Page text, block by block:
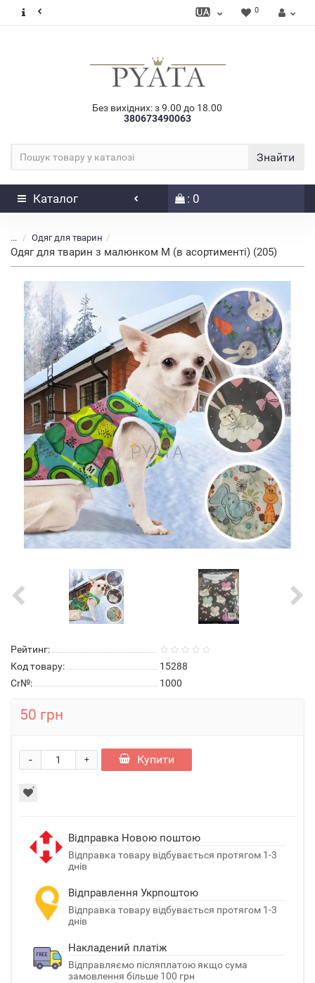
0
Без вихідних: з 9.00 до 18.00
380673490063
Знайти
Каталог : 0
... Одяг для тварин
Одяг для тварин з малюнком M (в асортименті) (205)
Рейтинг:
Код товару:
15288
Cr№:
1000
50 грн
+
- Купити
Відправка Новою поштою
Відправка товару відбувається протягом 1-3
днів
Відправлення Укрпоштою
Відправка товару відбувається протягом 1-3
днів
Накладений платіж
Відправляємо післяплатою якщо сума
замовлення більше 100 грн